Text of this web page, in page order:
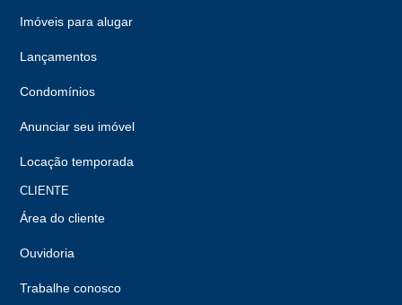
Imóveis para alugar
Lançamentos
Condomínios
Anunciar seu imóvel
Locação temporada
CLIENTE
Área do cliente
Ouvidoria
Trabalhe conosco